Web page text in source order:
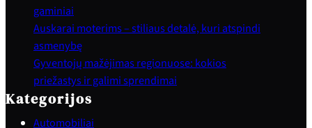
gaminiai
Auskarai moterims – stiliaus detalė, kuri atspindi
asmenybę
Gyventojų mažėjimas regionuose: kokios
priežastys ir galimi sprendimai
Kategorijos
Automobiliai